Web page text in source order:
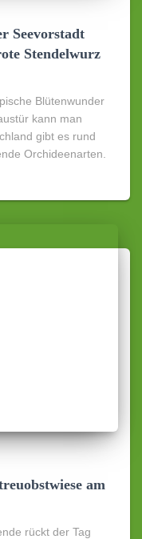
Seevorstadt
Stendelwurz
Blütenwunder
kann man
gibt es rund
Orchideenarten.
am
rückt der Tag